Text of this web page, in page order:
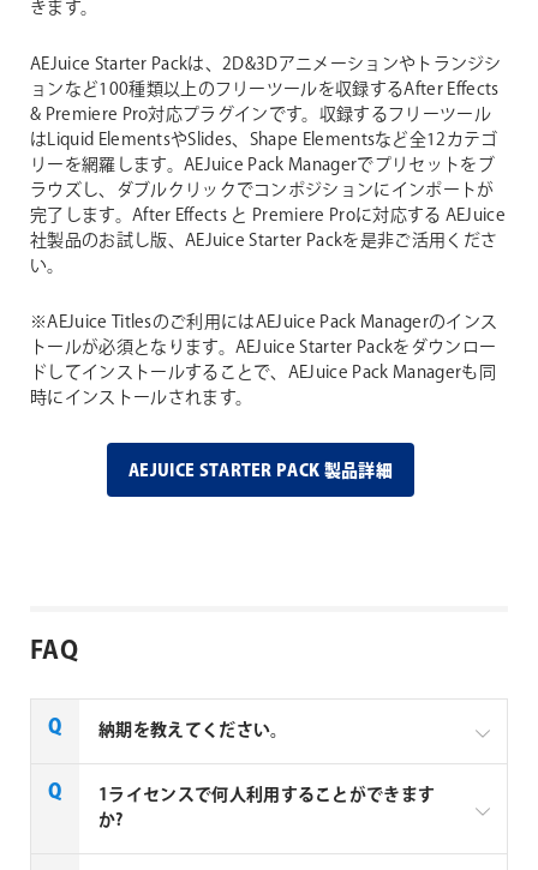
きます。
AEJuice Starter Packは、2D&3Dアニメーションやトランジシ
ョンなど100種類以上のフリーツールを収録するAfter Effects
& Premiere Pro対応プラグインです。収録するフリーツール
はLiquid ElementsやSlides、Shape Elementsなど全12カテゴ
リーを網羅します。AEJuice Pack Managerでプリセットをブ
ラウズし、ダブルクリックでコンポジションにインポートが
完了します。After Effects と Premiere Proに対応する AEJuice
社製品のお試し版、AEJuice Starter Packを是非ご活用くださ
い。
※AEJuice Titlesのご利用にはAEJuice Pack Managerのインス
トールが必須となります。AEJuice Starter Packをダウンロー
ドしてインストールすることで、AEJuice Pack Managerも同
時にインストールされます。
AEJUICE STARTER PACK 製品詳細
FAQ
納期を教えてください。
AEJuice社の全製品はご注文から1～2営業日での納品
となります。
1ライセンスで何人利用することができます
か?